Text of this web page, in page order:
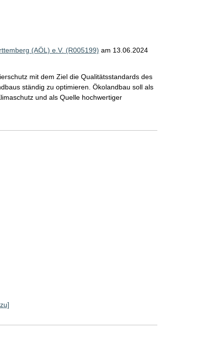
(AÖL) e.V. (R005199) am 13.06.2024
mit dem Ziel die Qualitätsstandards des
ständig zu optimieren. Ökolandbau soll als
und als Quelle hochwertiger